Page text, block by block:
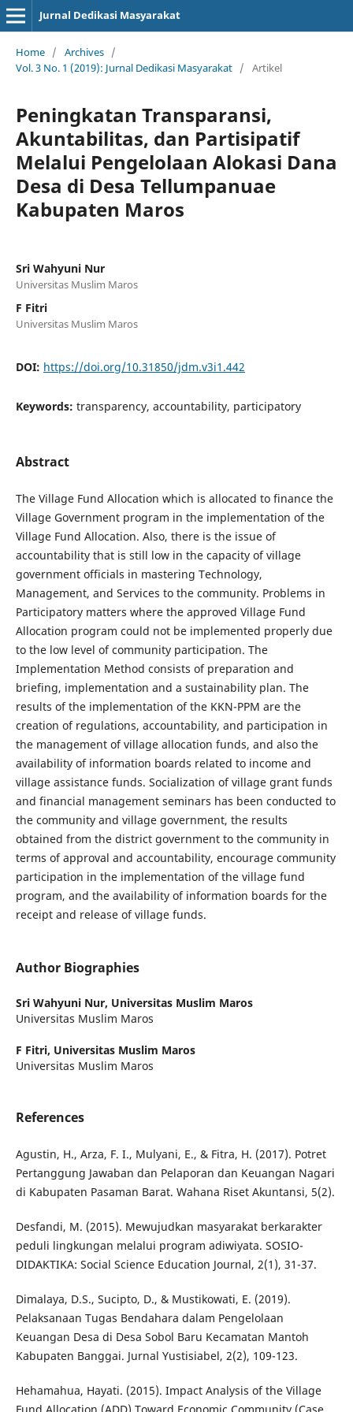
Jurnal Dedikasi Masyarakat
Home / Archives /
Vol. 3 No. 1 (2019): Jurnal Dedikasi Masyarakat / Artikel
Peningkatan Transparansi,
Akuntabilitas, dan Partisipatif
Melalui Pengelolaan Alokasi Dana
Desa di Desa Tellumpanuae
Kabupaten Maros
Sri Wahyuni Nur
Universitas Muslim Maros
F Fitri
Universitas Muslim Maros
DOI: https://doi.org/10.31850/jdm.v3i1.442
Keywords: transparency, accountability, participatory
Abstract
The Village Fund Allocation which is allocated to finance the
Village Government program in the implementation of the
Village Fund Allocation. Also, there is the issue of
accountability that is still low in the capacity of village
government officials in mastering Technology,
Management, and Services to the community. Problems in
Participatory matters where the approved Village Fund
Allocation program could not be implemented properly due
to the low level of community participation. The
Implementation Method consists of preparation and
briefing, implementation and a sustainability plan. The
results of the implementation of the KKN-PPM are the
creation of regulations, accountability, and participation in
the management of village allocation funds, and also the
availability of information boards related to income and
village assistance funds. Socialization of village grant funds
and financial management seminars has been conducted to
the community and village government, the results
obtained from the district government to the community in
terms of approval and accountability, encourage community
participation in the implementation of the village fund
program, and the availability of information boards for the
receipt and release of village funds.
Author Biographies
Sri Wahyuni Nur, Universitas Muslim Maros
Universitas Muslim Maros
F Fitri, Universitas Muslim Maros
Universitas Muslim Maros
References
Agustin, H., Arza, F. I., Mulyani, E., & Fitra, H. (2017). Potret
Pertanggung Jawaban dan Pelaporan dan Keuangan Nagari
di Kabupaten Pasaman Barat. Wahana Riset Akuntansi, 5(2).
Desfandi, M. (2015). Mewujudkan masyarakat berkarakter
peduli lingkungan melalui program adiwiyata. SOSIO-
DIDAKTIKA: Social Science Education Journal, 2(1), 31-37.
Dimalaya, D.S., Sucipto, D., & Mustikowati, E. (2019).
Pelaksanaan Tugas Bendahara dalam Pengelolaan
Keuangan Desa di Desa Sobol Baru Kecamatan Mantoh
Kabupaten Banggai. Jurnal Yustisiabel, 2(2), 109-123.
Hehamahua, Hayati. (2015). Impact Analysis of the Village